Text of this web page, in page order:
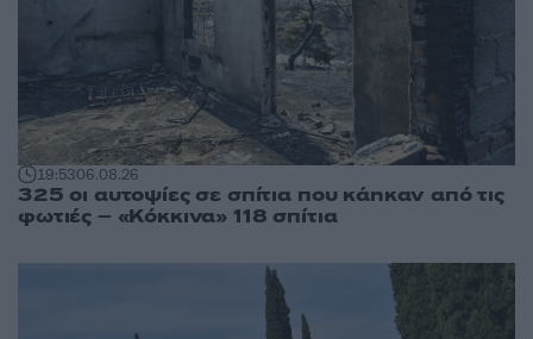
19:5306.08.26
325 οι αυτοψίες σε σπίτια που κάηκαν από τις
φωτιές – «Κόκκινα» 118 σπίτια